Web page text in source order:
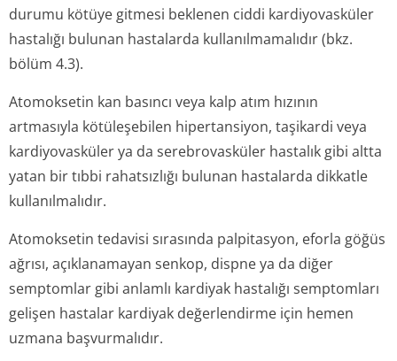
durumu kötüye gitmesi beklenen ciddi kardiyovasküler
hastalığı bulunan hastalarda kullanılmamalıdır (bkz.
bölüm 4.3).
Atomoksetin kan basıncı veya kalp atım hızının
artmasıyla kötüleşebilen hipertansiyon, taşikardi veya
kardiyovasküler ya da serebrovasküler hastalık gibi altta
yatan bir tıbbi rahatsızlığı bulunan hastalarda dikkatle
kullanılmalıdır.
Atomoksetin tedavisi sırasında palpitasyon, eforla göğüs
ağrısı, açıklanamayan senkop, dispne ya da diğer
semptomlar gibi anlamlı kardiyak hastalığı semptomları
gelişen hastalar kardiyak değerlendirme için hemen
uzmana başvurmalıdır.